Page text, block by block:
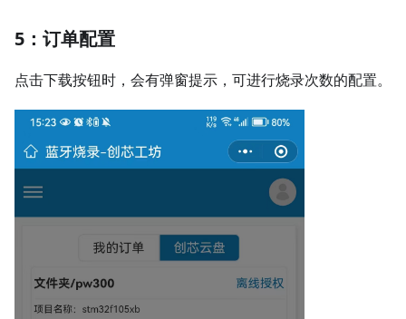
5：订单配置
点击下载按钮时，会有弹窗提示，可进行烧录次数的配置。